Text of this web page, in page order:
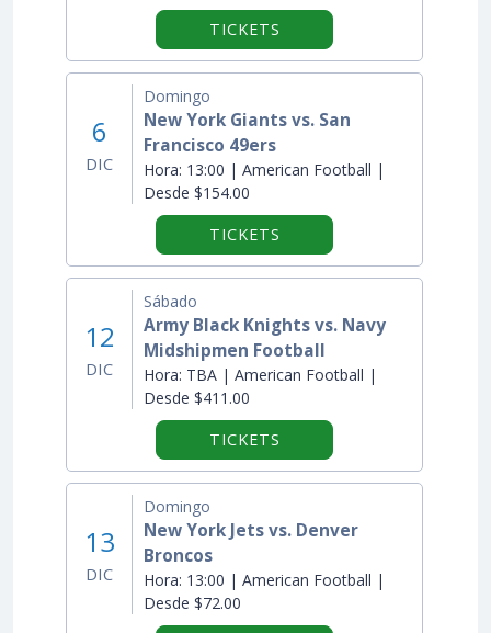
TICKETS
6
DIC
Domingo
New York Giants vs. San
Francisco 49ers
Hora: 13:00 | American Football |
Desde $154.00
TICKETS
12
DIC
Sábado
Army Black Knights vs. Navy
Midshipmen Football
Hora: TBA | American Football |
Desde $411.00
TICKETS
13
DIC
Domingo
New York Jets vs. Denver
Broncos
Hora: 13:00 | American Football |
Desde $72.00